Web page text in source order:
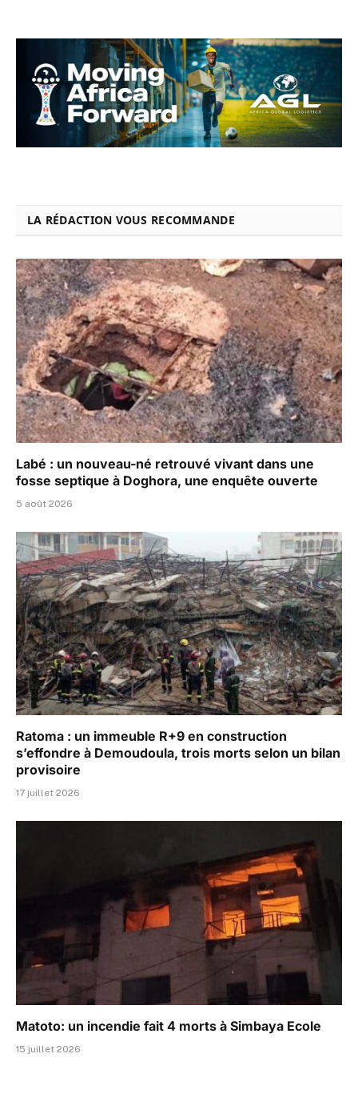
LA RÉDACTION VOUS RECOMMANDE
Labé : un nouveau-né retrouvé vivant dans une
fosse septique à Doghora, une enquête ouverte
5 août 2026
Ratoma : un immeuble R+9 en construction
s’effondre à Demoudoula, trois morts selon un bilan
provisoire
17 juillet 2026
Matoto: un incendie fait 4 morts à Simbaya Ecole
15 juillet 2026